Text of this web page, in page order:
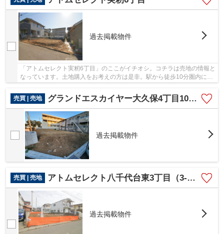
過去掲載物件
「アトムセレクト実籾6丁目」のここがイチオシ。コチラは売地の情報と
なっています。土地購入をお考えの方は是非。駅から徒歩10分圏内に立
売買 | 売地
グランドエスカイヤー大久保4丁目10号地
過去掲載物件
売買 | 売地 アトムセレクト八千代台東3丁目（3-22）
過去掲載物件